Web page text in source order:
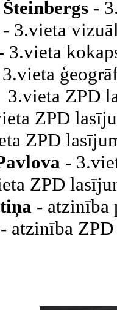
-
- 3.vieta
3.vieta
ZPD
ZPD
ZPD
-
ZPD
- atzinība
- atzinība